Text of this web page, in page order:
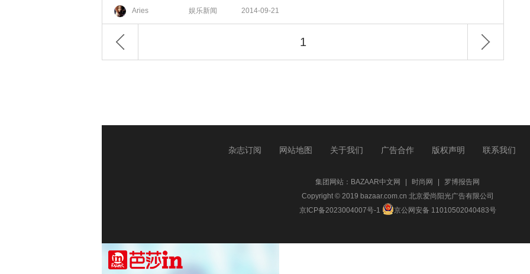
Aries 娱乐新闻 2014-09-21
1
杂志订阅 网站地图 关于我们 广告合作 版权声明 联系我们
集团网站： BAZAAR中文网 时尚网
罗博报告网
Copyright © 2019 bazaar.com.cn 北京爱尚阳光广告有限公司
京ICP备2023004007号-1
京公网安备 11010502040483号